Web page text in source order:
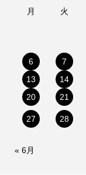
月 火
6 7
13
14
20
21
27 28
« 6月